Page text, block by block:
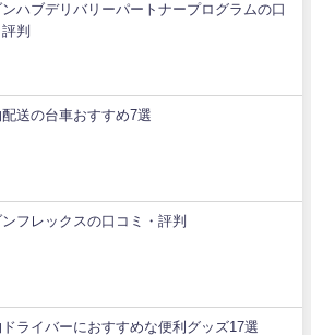
ンハブデリバリーパートナープログラムの口
判
送の台車おすすめ7選
フレックスの口コミ・評判
ライバーにおすすめな便利グッズ17選